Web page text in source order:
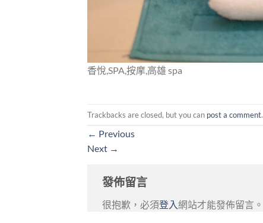
香悅,SPA,按摩,高雄 spa
Trackbacks are closed, but you can post a comment.
← Previous
Next →
發佈留言
很抱歉，必須登入 網站才能發佈留言。